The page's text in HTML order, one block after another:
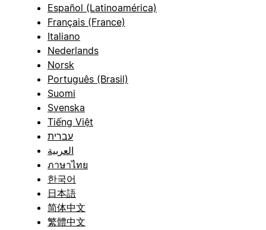
Español (Latinoamérica)
Français (France)
Italiano
Nederlands
Norsk
Português (Brasil)
Suomi
Svenska
Tiếng Việt
עברית
العربية
ภาษาไทย
한국어
日本語
简体中文
繁體中文